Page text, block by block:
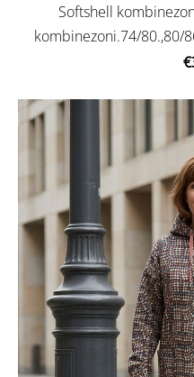
Softshell
kombinezoni.74/80.,80/